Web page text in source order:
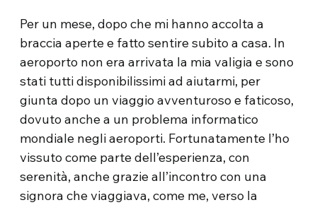
Per un mese, dopo che mi hanno accolta a
braccia aperte e fatto sentire subito a casa. In
aeroporto non era arrivata la mia valigia e sono
stati tutti disponibilissimi ad aiutarmi, per
giunta dopo un viaggio avventuroso e faticoso,
dovuto anche a un problema informatico
mondiale negli aeroporti. Fortunatamente l’ho
vissuto come parte dell’esperienza, con
serenità, anche grazie all’incontro con una
signora che viaggiava, come me, verso la